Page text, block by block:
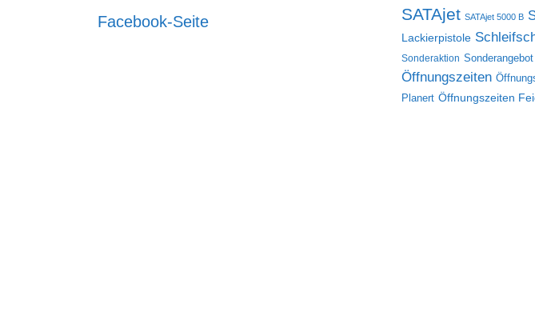
Facebook-Seite SATAjet SATAjet 5000 B
Lackierpistole
Sonderaktion Sonderangebot
Öffnungszeiten
Planert Öffnungszeiten